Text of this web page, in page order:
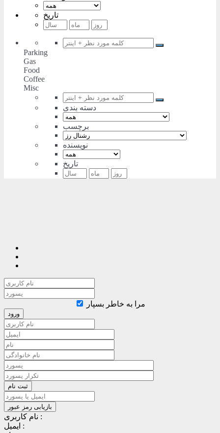
تاریخ
Parking
Gas
Food
Coffee
Misc
دسته بندی
برچسب
نویسنده
تاریخ
مرا به خاطر بسپار
نام کاربری :
ایمیل :